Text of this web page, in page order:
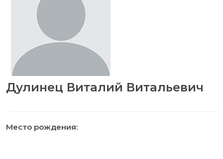
Дулинец Виталий Витальевич
Место рождения: